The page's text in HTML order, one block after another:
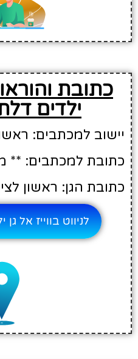
כתובת
ילדים
יישוב למכתבים: ראשון
כתובת למכתבים: **
כתובת הגן: ראשון
לניווט בווייז אל